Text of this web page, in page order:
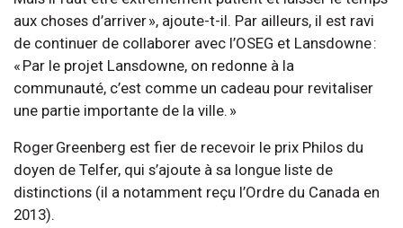
aux choses d’arriver », ajoute-t-il. Par ailleurs, il est ravi
de continuer de collaborer avec l’OSEG et Lansdowne :
« Par le projet Lansdowne, on redonne à la
communauté, c’est comme un cadeau pour revitaliser
une partie importante de la ville. »
Roger Greenberg est fier de recevoir le prix Philos du
doyen de Telfer, qui s’ajoute à sa longue liste de
distinctions (il a notamment reçu l’Ordre du Canada en
2013).